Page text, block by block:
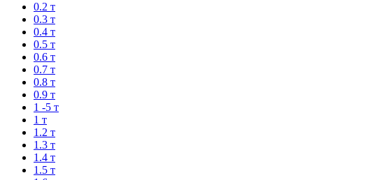
0.2 т
0.3 т
0.4 т
0.5 т
0.6 т
0.7 т
0.8 т
0.9 т
1 -5 т
1 т
1.2 т
1.3 т
1.4 т
1.5 т